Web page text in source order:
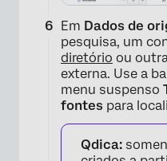
Em Dados de
pesquisa, um
diretório ou
externa. Use a
menu suspenso
fontes para
Qdica: